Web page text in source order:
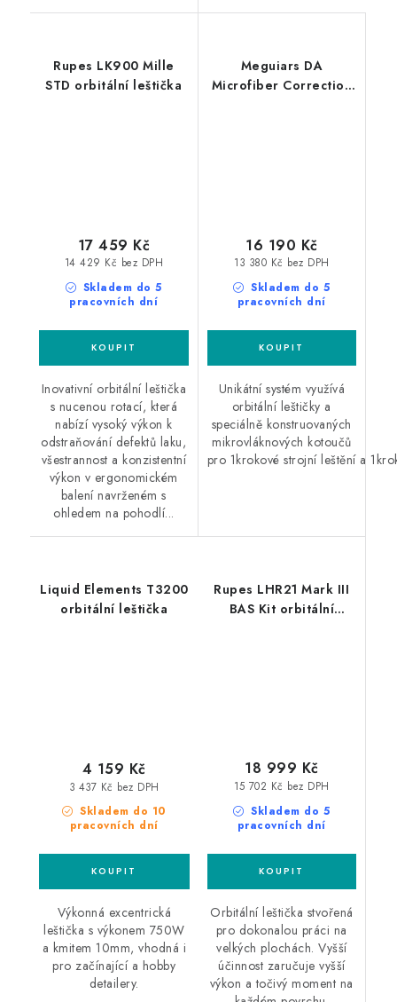
Rupes LK900 Mille
STD orbitální leštička
Skladem do 5
pracovních dní
14 429 Kč bez DPH
17 459 Kč
Inovativní orbitální leštička
s nucenou rotací, která
nabízí vysoký výkon k
odstraňování defektů laku,
všestrannost a konzistentní
výkon v ergonomickém
balení navrženém s
ohledem na pohodlí...
Meguiars DA
Microfiber Correction
Skladem do 5
pracovních dní
13 380 Kč bez DPH
16 190 Kč
Unikátní systém využívá
orbitální leštičky a
speciálně konstruovaných
mikrovláknových kotoučů
pro 1krokové strojní leštění a
Liquid Elements T3200
orbitální leštička
Skladem do 10
pracovních dní
3 437 Kč bez DPH
4 159 Kč
Výkonná excentrická
leštička s výkonem 750W
a kmitem 10mm, vhodná i
pro začínající a hobby
detailery.
Rupes LHR21 Mark III
BAS Kit orbitální
Skladem do 5
pracovních dní
15 702 Kč bez DPH
18 999 Kč
Orbitální leštička stvořená
pro dokonalou práci na
velkých plochách. Vyšší
účinnost zaručuje vyšší
výkon a točivý moment na